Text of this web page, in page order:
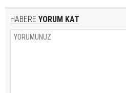
HABERE YORUM KAT